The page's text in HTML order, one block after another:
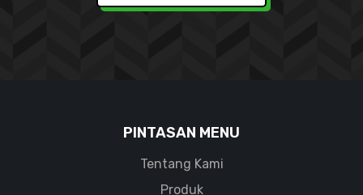
PINTASAN MENU
Tentang Kami
Produk